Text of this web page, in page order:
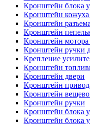
Кронштейн блока
Кронштейн кожуха
Кронштейн разъема
Кронштейн
Кронштейн мотора
Кронштейн ручки
Крепление
Кронштейн
Кронштейн двери
Кронштейн
Кронштейн
Кронштейн ручки
Кронштейн блока
Кронштейн блока